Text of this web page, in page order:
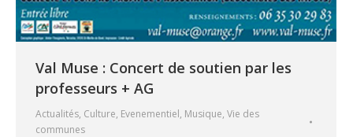
Val Muse : Concert de soutien par les
professeurs + AG
Actualités, Culture, Evenementiel, Musique, Vie des
communes